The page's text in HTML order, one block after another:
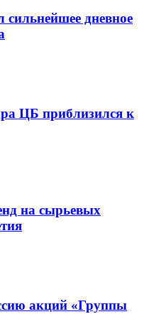
дневное
ЦБ приблизился к
на сырьевых
акций «Группы